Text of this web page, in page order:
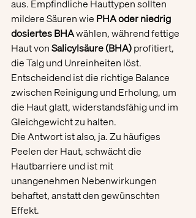
aus. Empfindliche Hauttypen sollten
mildere Säuren wie PHA oder niedrig
dosiertes BHA wählen, während fettige
Haut von Salicylsäure (BHA) profitiert,
die Talg und Unreinheiten löst.
Entscheidend ist die richtige Balance
zwischen Reinigung und Erholung, um
die Haut glatt, widerstandsfähig und im
Gleichgewicht zu halten.
Die Antwort ist also, ja. Zu häufiges
Peelen der Haut, schwächt die
Hautbarriere und ist mit
unangenehmen Nebenwirkungen
behaftet, anstatt den gewünschten
Effekt.